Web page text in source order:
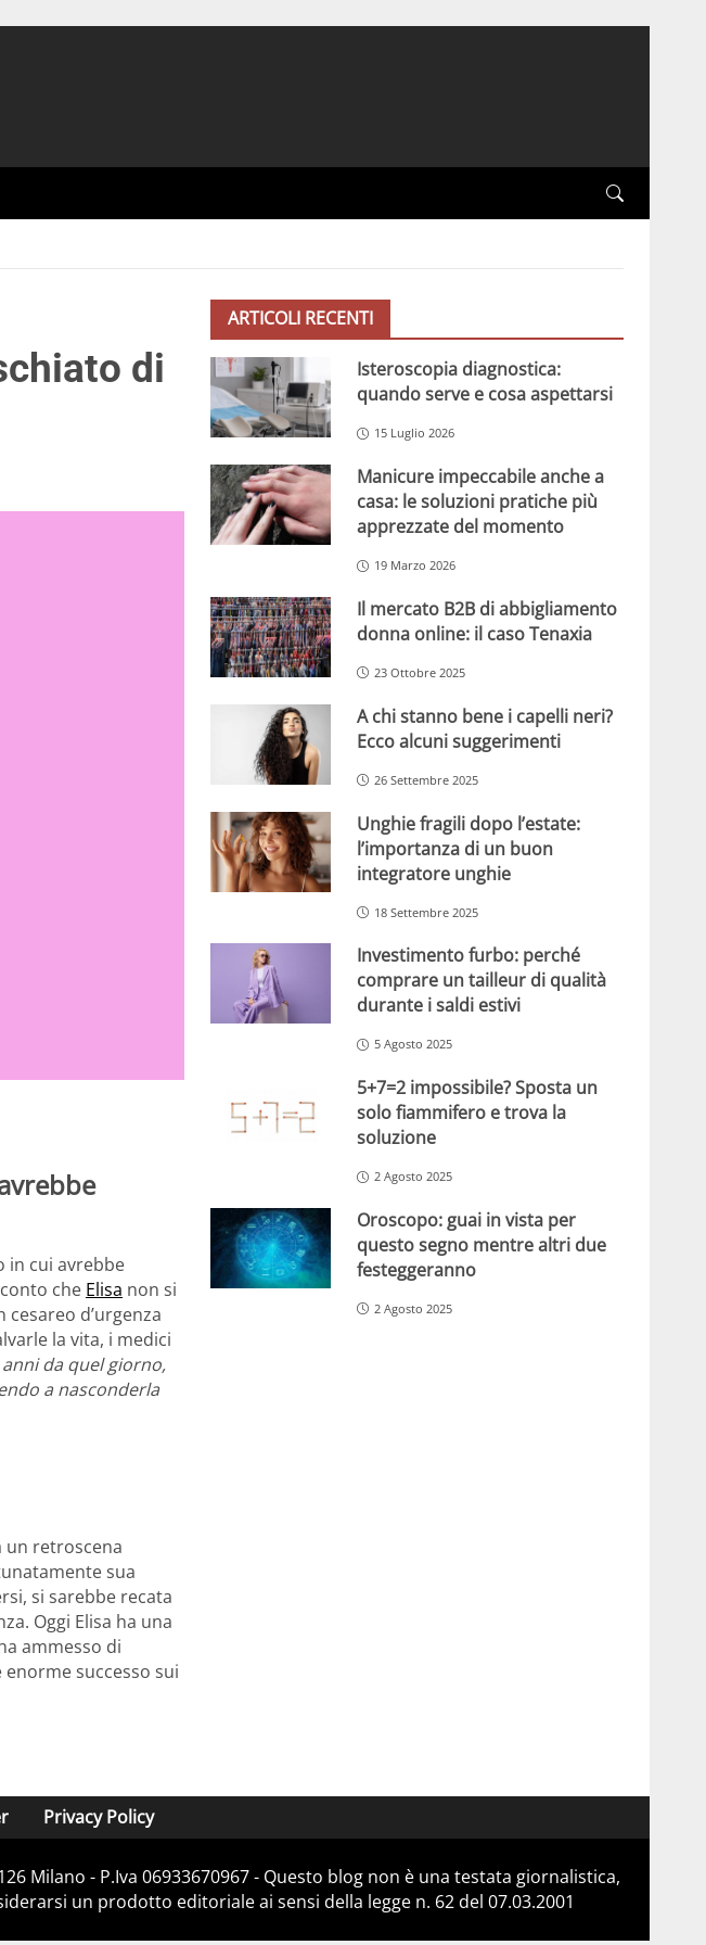
di
in cui avrebbe
che Elisa non si
d’urgenza
la vita, i medici
anni da quel giorno,
a nasconderla
un retroscena
sua
si sarebbe recata
Oggi Elisa ha una
ammesso di
successo sui
ARTICOLI RECENTI
Isteroscopia diagnostica:
quando serve e cosa aspettarsi
15 Luglio 2026
Manicure impeccabile anche a
casa: le soluzioni pratiche più
apprezzate del momento
19 Marzo 2026
Il mercato B2B di abbigliamento
donna online: il caso Tenaxia
23 Ottobre 2025
A chi stanno bene i capelli neri?
Ecco alcuni suggerimenti
26 Settembre 2025
Unghie fragili dopo l’estate:
l’importanza di un buon
integratore unghie
18 Settembre 2025
Investimento furbo: perché
comprare un tailleur di qualità
durante i saldi estivi
5 Agosto 2025
5+7=2 impossibile? Sposta un
solo fiammifero e trova la
soluzione
2 Agosto 2025
Oroscopo: guai in vista per
questo segno mentre altri due
festeggeranno
2 Agosto 2025
Privacy Policy
Milano - P.Iva 06933670967 - Questo blog non è una testata giornalistica,
un prodotto editoriale ai sensi della legge n. 62 del 07.03.2001